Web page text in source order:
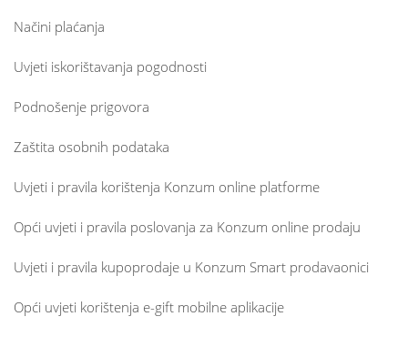
Načini plaćanja
Uvjeti iskorištavanja pogodnosti
Podnošenje prigovora
Zaštita osobnih podataka
Uvjeti i pravila korištenja Konzum online platforme
Opći uvjeti i pravila poslovanja za Konzum online prodaju
Uvjeti i pravila kupoprodaje u Konzum Smart prodavaonici
Opći uvjeti korištenja e-gift mobilne aplikacije